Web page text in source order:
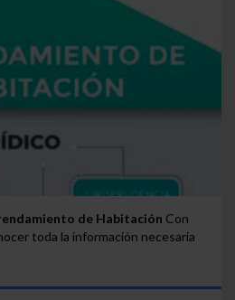
de Habitación Con
toda la información necesaria